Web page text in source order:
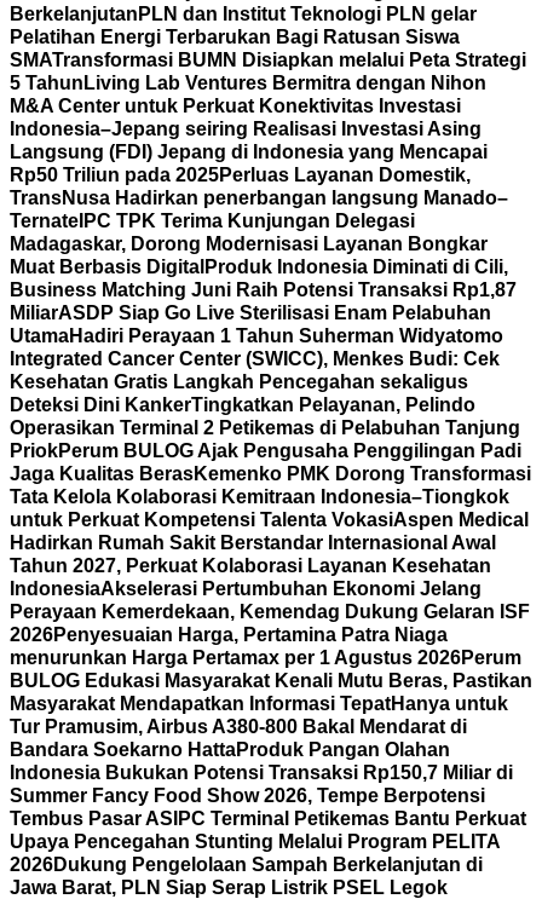
Berkelanjutan PLN dan Institut Teknologi PLN gelar
Pelatihan Energi Terbarukan Bagi Ratusan Siswa
SMATransformasi BUMN Disiapkan melalui Peta Strategi
5 Tahun Living Lab Ventures Bermitra dengan Nihon
M&A Center untuk Perkuat Konektivitas Investasi
Indonesia–Jepang seiring Realisasi Investasi Asing
Langsung (FDI) Jepang di Indonesia yang Mencapai
Rp50 Triliun pada 2025Perluas Layanan Domestik,
TransNusa Hadirkan penerbangan langsung Manado–
Ternate IPC TPK Terima Kunjungan Delegasi
Madagaskar, Dorong Modernisasi Layanan Bongkar
Muat Berbasis Digital Produk Indonesia Diminati di Cili,
Business Matching Juni Raih Potensi Transaksi Rp1,87
MiliarASDP Siap Go Live Sterilisasi Enam Pelabuhan
UtamaHadiri Perayaan 1 Tahun Suherman Widyatomo
Integrated Cancer Center (SWICC), Menkes Budi: Cek
Kesehatan Gratis Langkah Pencegahan sekaligus
Deteksi Dini KankerTingkatkan Pelayanan, Pelindo
Operasikan Terminal 2 Petikemas di Pelabuhan Tanjung
PriokPerum BULOG Ajak Pengusaha Penggilingan Padi
Jaga Kualitas BerasKemenko PMK Dorong Transformasi
Tata Kelola Kolaborasi Kemitraan Indonesia–Tiongkok
untuk Perkuat Kompetensi Talenta VokasiAspen Medical
Hadirkan Rumah Sakit Berstandar Internasional Awal
Tahun 2027, Perkuat Kolaborasi Layanan Kesehatan
IndonesiaAkselerasi Pertumbuhan Ekonomi Jelang
Perayaan Kemerdekaan, Kemendag Dukung Gelaran ISF
2026Penyesuaian Harga, Pertamina Patra Niaga
menurunkan Harga Pertamax per 1 Agustus 2026Perum
BULOG Edukasi Masyarakat Kenali Mutu Beras, Pastikan
Masyarakat Mendapatkan Informasi TepatHanya untuk
Tur Pramusim, Airbus A380-800 Bakal Mendarat di
Bandara Soekarno HattaProduk Pangan Olahan
Indonesia Bukukan Potensi Transaksi Rp150,7 Miliar di
Summer Fancy Food Show 2026, Tempe Berpotensi
Tembus Pasar AS IPC Terminal Petikemas Bantu Perkuat
Upaya Pencegahan Stunting Melalui Program PELITA
2026Dukung Pengelolaan Sampah Berkelanjutan di
Jawa Barat, PLN Siap Serap Listrik PSEL Legok